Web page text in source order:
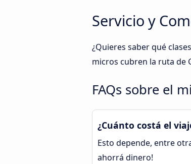
Servicio y
¿Quieres saber qué
micros cubren la ruta de
FAQs sobre el
¿Cuánto costá el
Esto depende, entre
ahorrá dinero!